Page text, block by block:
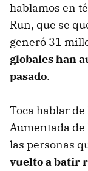
hablamos en
Run, que se
generó 31
globales han
pasado.
Toca hablar
Aumentada
las personas
vuelto a batir